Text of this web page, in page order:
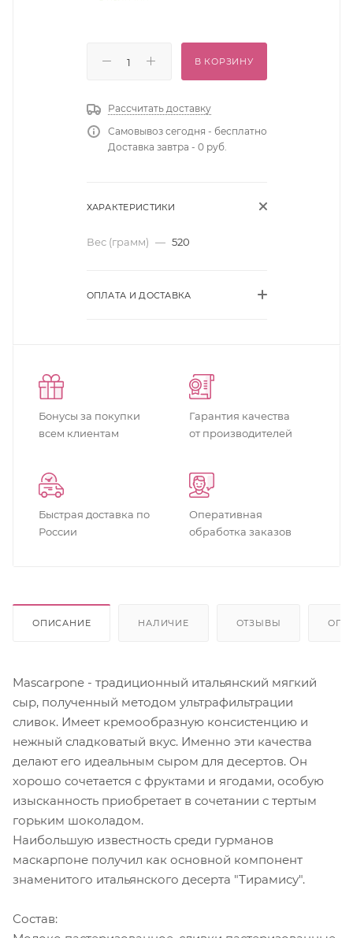
В КОРЗИНУ
Рассчитать доставку
Самовывоз сегодня - бесплатно
Доставка завтра - 0 руб.
ХАРАКТЕРИСТИКИ
Вес (грамм) — 520
ОПЛАТА И ДОСТАВКА
Бонусы за покупки
всем клиентам
Гарантия качества
от производителей
Быстрая доставка по
России
Оперативная
обработка заказов
ОПИСАНИЕ НАЛИЧИЕ ОТЗЫВЫ
Mascarpone - традиционный итальянский мягкий
сыр, полученный методом ультрафильтрации
сливок. Имеет кремообразную консистенцию и
нежный сладковатый вкус. Именно эти качества
делают его идеальным сыром для десертов. Он
хорошо сочетается с фруктами и ягодами, особую
изысканность приобретает в сочетании с тертым
горьким шоколадом.
Наибольшую известность среди гурманов
маскарпоне получил как основной компонент
знаменитого итальянского десерта "Тирамису".
Состав: